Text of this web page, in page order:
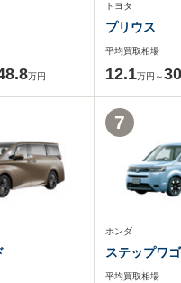
万円
トヨタ
プリウス
平均買取相場
12.1万円～
ホンダ
ステップワ
平均買取相場
7